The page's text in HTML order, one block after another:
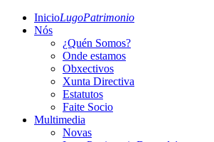
InicioLugoPatrimonio
Nós
¿Quén Somos?
Onde estamos
Obxectivos
Xunta Directiva
Estatutos
Faite Socio
Multimedia
Novas